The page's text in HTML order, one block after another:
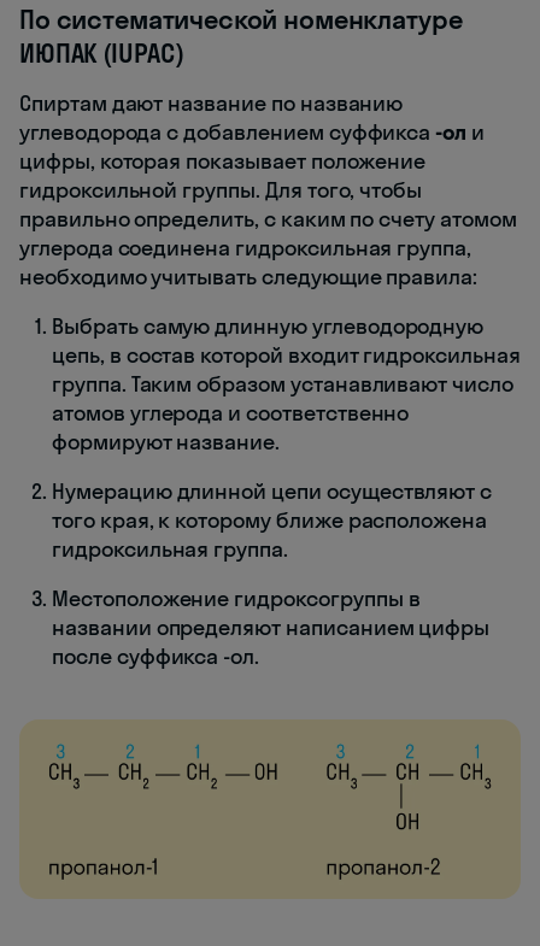
По систематической номенклатуре
ИЮПАК (IUPAC)
Спиртам дают название по названию
углеводорода с добавлением суффикса-ол и
цифры, которая показывает положение
гидроксильной группы. Для того, чтобы
правильно определить, с каким по счету атомом
углерода соединена гидроксильная группа,
необходимо учитывать следующие правила:
Выбрать самую длинную углеводородную
цепь, в состав которой входит гидроксильная
группа. Таким образом устанавливают число
атомов углерода и соответственно
формируют название.
Нумерацию длинной цепи осуществляют с
того края, к которому ближе расположена
гидроксильная группа.
Местоположение гидроксогруппы в
названии определяют написанием цифры
после суффикса -ол.